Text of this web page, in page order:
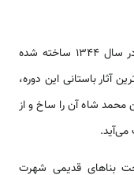
«مسجد آدینه» در پاندورا توسط اسکندر شاه در سال 1344 ساخته شده
آثار باستانی این دوره،
شاه آن را ساخ و از
می‌آید.
بناهای قدیمی‌ شهرت